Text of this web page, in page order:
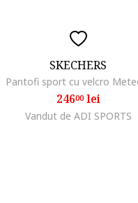
SKECHERS
24600lei
Vandut de ADI SPORTS